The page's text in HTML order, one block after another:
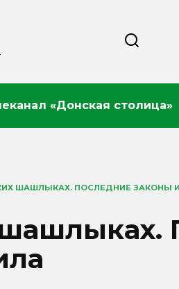
«Донская столица»
ШАШЛЫКАХ. ПОСЛЕДНИЕ ЗАКОНЫ